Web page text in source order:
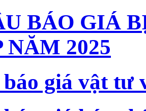
BÁO GIÁ
2025
giá vật tư